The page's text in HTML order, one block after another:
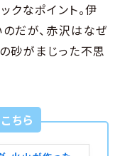
クなポイント。伊
だが、赤沢はなぜ
砂がまじった不思
ちら